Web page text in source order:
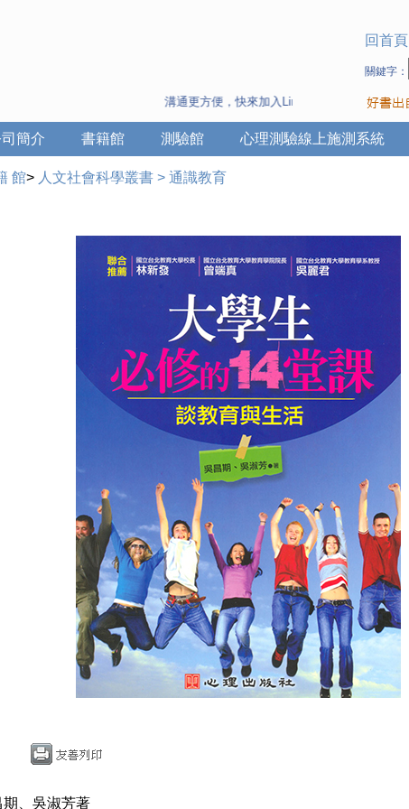
溝通更方便，快來加入Line 與 Wechat ~
回首頁
關鍵字：
心理測驗線上施測系統
測驗館
書籍館
簡介
館> 人文社會科學叢書 > 通識教育
、吳淑芳著